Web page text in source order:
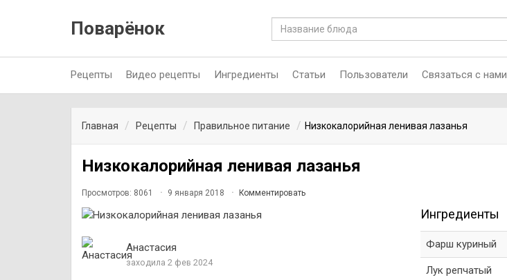
Поварёнок
Рецепты Видео рецепты Ингредиенты Статьи Пользователи Связаться с нами
Главная Рецепты Правильное питание Низкокалорийная ленивая лазанья
Низкокалорийная ленивая лазанья
Просмотров: 8061 9 января 2018 Комментировать
Анастасия
заходила 2 фев 2024
Ингредиенты
Фарш куриный
Лук репчатый